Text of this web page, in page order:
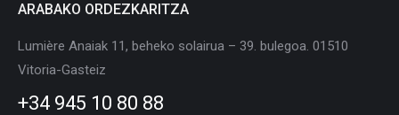
ARABAKO ORDEZKARITZA
Lumière Anaiak 11, beheko solairua – 39. bulegoa. 01510
Vitoria-Gasteiz
+34 945 10 80 88